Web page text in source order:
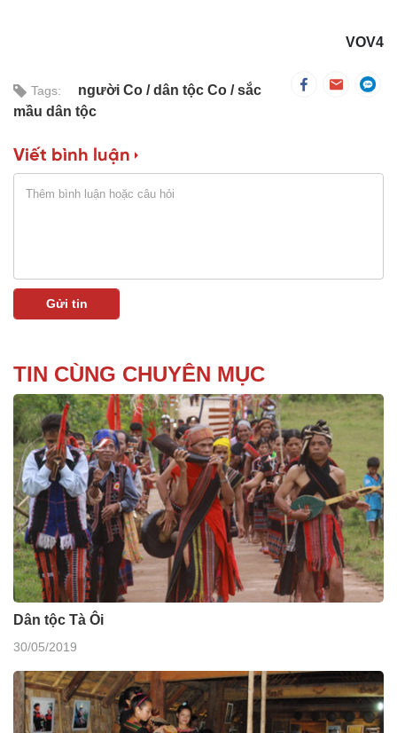
VOV4
Tags: người Co dân tộc Co
sắc
mầu dân tộc
Viết bình luận
TIN CÙNG CHUYÊN MỤC
Dân tộc Tà Ôi
30/05/2019